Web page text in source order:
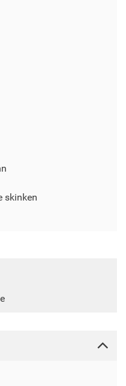
skinken